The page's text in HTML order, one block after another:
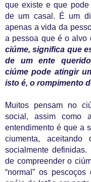
que existe e que
de um casal. É um
apenas a vida da
a pessoa que é o alvo
ciúme, significa que
de um ente
ciúme pode atingir
isto é, o rompimento
Muitos pensam no
social, assim como
entendimento é que a
ciumenta,
socialmente
de compreender o
“normal” os